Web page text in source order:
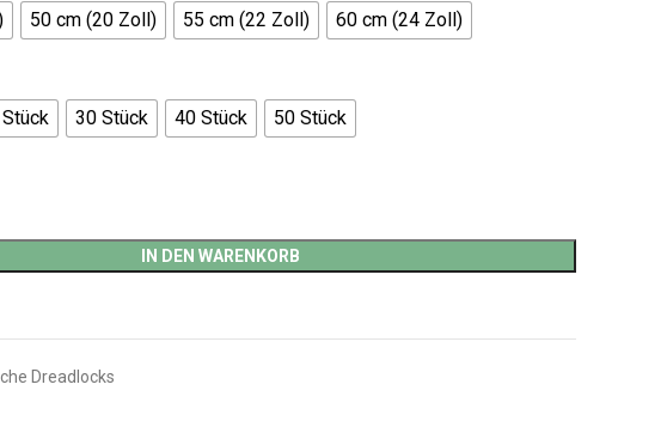
50 cm (20 Zoll) 55 cm (22 Zoll) 60 cm (24 Zoll)
30 Stück 40 Stück 50 Stück
IN DEN WARENKORB
Dreadlocks